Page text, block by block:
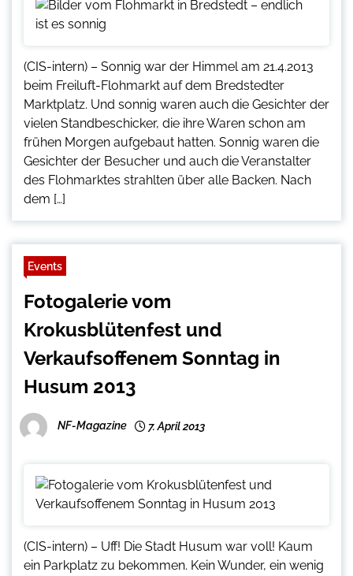
(CIS-intern) – Sonnig war der Himmel am 21.4.2013
beim Freiluft-Flohmarkt auf dem Bredstedter
Marktplatz. Und sonnig waren auch die Gesichter der
vielen Standbeschicker, die ihre Waren schon am
frühen Morgen aufgebaut hatten. Sonnig waren die
Gesichter der Besucher und auch die Veranstalter
des Flohmarktes strahlten über alle Backen. Nach
dem […]
Events
Fotogalerie vom
Krokusblütenfest und
Verkaufsoffenem Sonntag in
Husum 2013
NF-Magazine 7. April 2013
(CIS-intern) – Uff! Die Stadt Husum war voll! Kaum
ein Parkplatz zu bekommen. Kein Wunder, ein wenig